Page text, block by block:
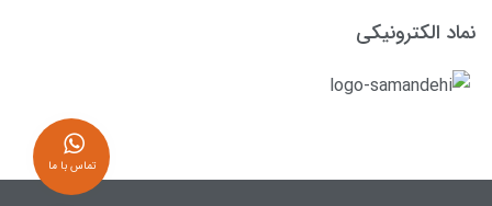
نماد الکترونیکی
تماس با ما